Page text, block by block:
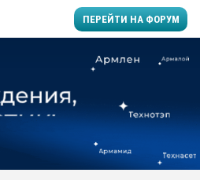
ПЕРЕЙТИ НА ФОРУМ
заводу пластмасс"